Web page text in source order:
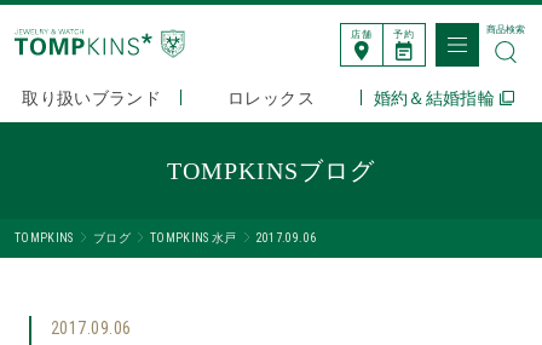
店舗 予約
取り扱いブランド ロレックス 婚約＆結婚指輪
商品検索
TOMPKINSブログ
TOMPKINS ブログ TOMPKINS 水戸 2017.09.06
2017.09.06